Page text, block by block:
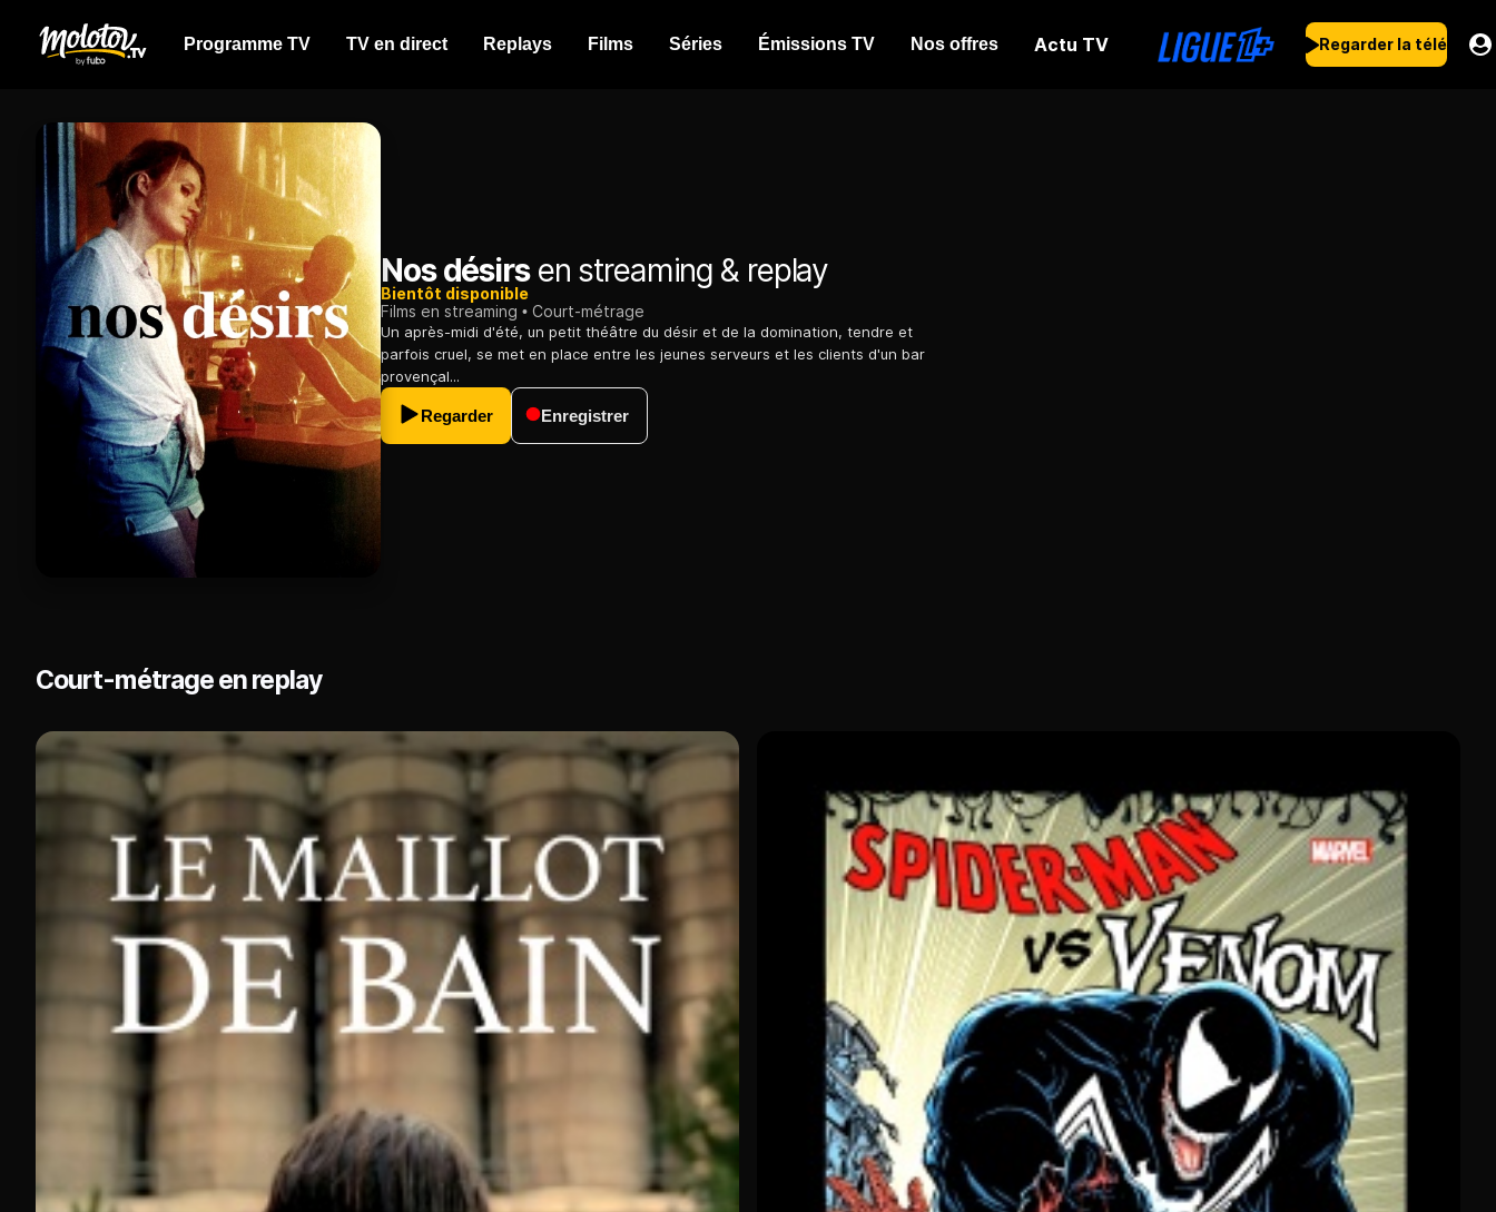
Programme TV TV en direct Replays Films Séries Émissions TV Nos offres Actu TV Regarder la télé
Nos désirsen streaming & replay
Bientôt disponible
Films en streaming
Court-métrage
Un après-midi d'été, un petit théâtre du désir et de la domination, tendre et
parfois cruel, se met en place entre les jeunes serveurs et les clients d'un bar
provençal...
Regarder Enregistrer
Court-métrage en replay